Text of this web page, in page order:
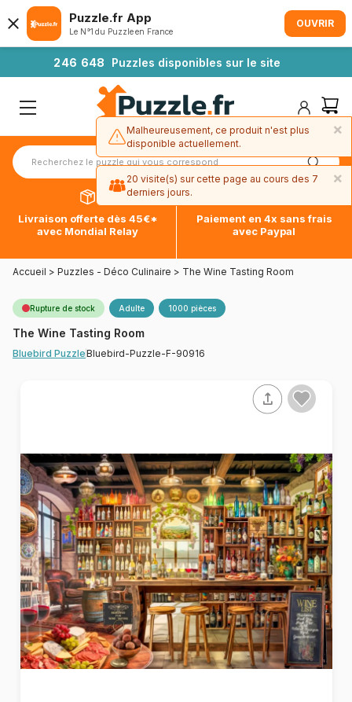
246 648 Puzzles disponibles sur le site
Livraison offerte dès 45€*
avec Mondial Relay
Paiement en 4x sans frais
avec Paypal
Accueil > Puzzles - Déco Culinaire > The Wine Tasting Room
Rupture de stock Adulte 1000 pièces
The Wine Tasting Room
Bluebird PuzzleBluebird-Puzzle-F-90916
Puzzle.fr App
Le N°1 du Puzzle en France
OUVRIR
×
Malheureusement, ce produit n'est plus
disponible actuellement.
×
20 visite(s) sur cette page au cours des 7
derniers jours.